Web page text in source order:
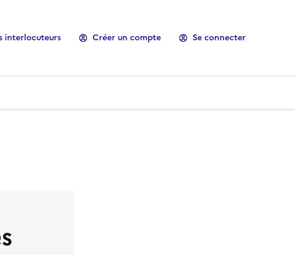
interlocuteurs Créer un compte Se connecter